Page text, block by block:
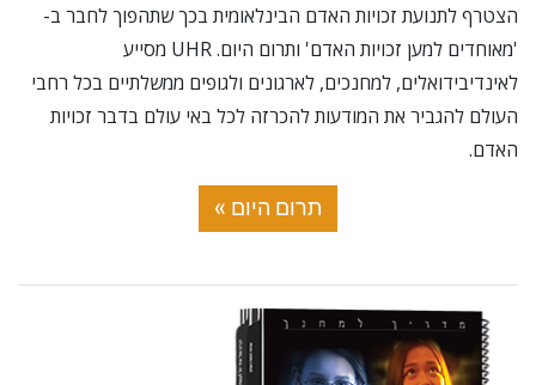
הצטרף לתנועת זכויות האדם הבינלאומית בכך שתהפוך לחבר ב-
'מאוחדים למען זכויות האדם' ותרום היום. UHR מסייע
לאינדיבידואלים, למחנכים, לארגונים ולגופים ממשלתיים בכל רחבי
העולם להגביר את המודעות להכרזה לכל באי עולם בדבר זכויות
האדם.
תרום היום »